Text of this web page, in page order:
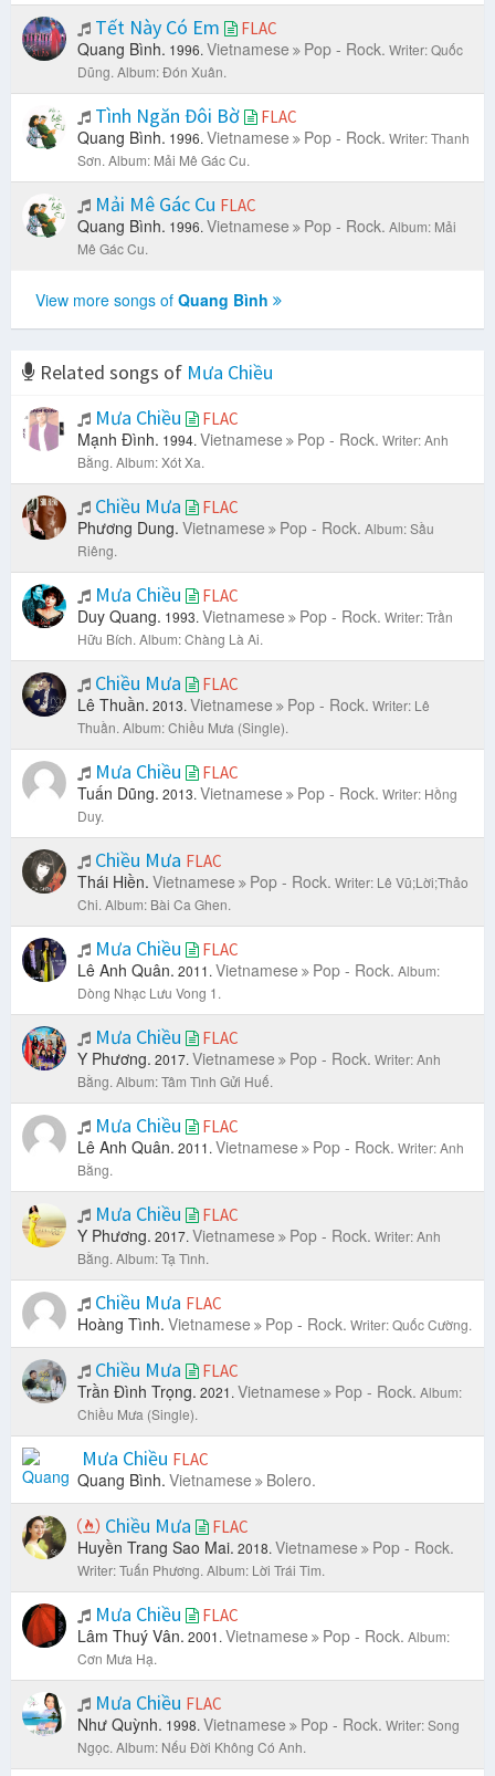
Tết Này Có Em FLAC
Quang Bình. 1996. Vietnamese Pop - Rock. Writer: Quốc
Dũng. Album: Đón Xuân.
Tình Ngăn Đôi Bờ FLAC
Quang Bình. 1996. Vietnamese Pop - Rock. Writer: Thanh
Sơn. Album: Mải Mê Gác Cu.
Mải Mê Gác Cu FLAC
Quang Bình. 1996. Vietnamese Pop - Rock. Album: Mải
Mê Gác Cu.
View more songs of Quang Bình
Related songs of Mưa Chiều
Mưa Chiều
FLAC
Mạnh Đình. 1994. Vietnamese Pop - Rock. Writer: Anh
Bằng. Album: Xót Xa.
Chiều Mưa FLAC
Phương Dung. Vietnamese Pop - Rock. Album: Sầu
Riêng.
Mưa Chiều FLAC
Duy Quang. 1993. Vietnamese Pop - Rock. Writer: Trần
Hữu Bích. Album: Chàng Là Ai.
Chiều Mưa FLAC
Lê Thuần. 2013. Vietnamese Pop - Rock. Writer: Lê
Thuần. Album: Chiều Mưa (Single).
Mưa Chiều FLAC
Tuấn Dũng. 2013. Vietnamese Pop - Rock. Writer: Hồng
Duy.
Chiều Mưa FLAC
Thái Hiền. Vietnamese Pop - Rock. Writer: Lê Vũ;Lời;Thảo
Chi. Album: Bài Ca Ghen.
Mưa Chiều FLAC
Lê Anh Quân. 2011. Vietnamese Pop - Rock. Album:
Dòng Nhạc Lưu Vong 1.
Mưa Chiều FLAC
Y Phương. 2017. Vietnamese Pop - Rock. Writer: Anh
Bằng. Album: Tâm Tình Gửi Huế.
Mưa Chiều FLAC
Lê Anh Quân. 2011. Vietnamese Pop - Rock. Writer: Anh
Bằng.
Mưa Chiều FLAC
Y Phương. 2017. Vietnamese Pop - Rock. Writer: Anh
Bằng. Album: Tạ Tình.
Chiều Mưa FLAC
Hoàng Tình. Vietnamese Pop - Rock. Writer: Quốc Cường.
Chiều Mưa FLAC
Trần Đình Trọng. 2021. Vietnamese Pop - Rock. Album:
Chiều Mưa (Single).
Mưa Chiều FLAC
Quang Bình. Vietnamese Bolero.
Chiều Mưa FLAC
Huyền Trang Sao Mai. 2018. Vietnamese Pop - Rock.
Writer: Tuấn Phương. Album: Lời Trái Tim.
Mưa Chiều FLAC
Lâm Thuý Vân. 2001. Vietnamese Pop - Rock. Album:
Cơn Mưa Hạ.
Mưa Chiều FLAC
Như Quỳnh. 1998. Vietnamese Pop - Rock. Writer: Song
Ngọc. Album: Nếu Đời Không Có Anh.